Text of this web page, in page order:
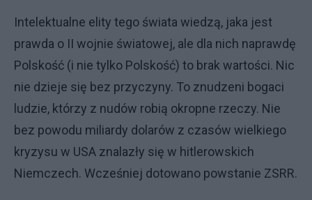
Intelektualne elity tego świata wiedzą, jaka jest
prawda o II wojnie światowej, ale dla nich naprawdę
Polskość (i nie tylko Polskość) to brak wartości. Nic
nie dzieje się bez przyczyny. To znudzeni bogaci
ludzie, którzy z nudów robią okropne rzeczy. Nie
bez powodu miliardy dolarów z czasów wielkiego
kryzysu w USA znalazły się w hitlerowskich
Niemczech. Wcześniej dotowano powstanie ZSRR.